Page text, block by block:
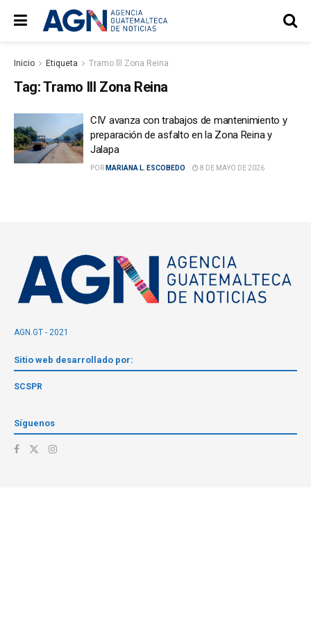
Inicio Etiqueta Tramo lll Zona Reina
Tag:Tramo lll Zona Reina
CIV avanza con trabajos de mantenimiento y
preparación de asfalto en la Zona Reina y
Jalapa
POR MARIANA L. ESCOBEDO 8 DE MAYO DE 2026
AGN.GT - 2021
Sitio web desarrollado por:
SCSPR
Síguenos